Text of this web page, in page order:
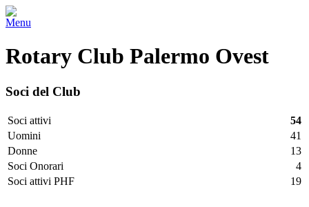
Menu
Rotary Club Palermo Ovest
Soci del Club
Soci attivi
54
Uomini
41
Donne
13
Soci Onorari
4
Soci attivi PHF
19